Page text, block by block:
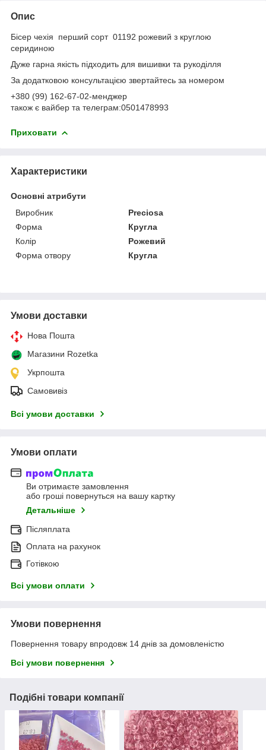
Опис
Бісер чехія перший сорт 01192 рожевий з круглою
серидиною
Дуже гарна якість підходить для вишивки та рукоділля
За додатковою консультацією звертайтесь за номером
+380 (99) 162-67-02-менджер
також є вайбер та телеграм:0501478993
Приховати
Характеристики
Основні атрибути
Виробник
Preciosa
Форма
Кругла
Колір
Рожевий
Форма отвору
Кругла
Умови доставки
Нова Пошта
Магазини Rozetka
Укрпошта
Самовивіз
Всі умови доставки
Умови оплати
Ви отримаєте замовлення
або гроші повернуться на вашу картку
Детальніше
Післяплата
Оплата на рахунок
Готівкою
Всі умови оплати
Умови повернення
Повернення товару впродовж 14 днів за домовленістю
Всі умови повернення
Подібні товари компанії